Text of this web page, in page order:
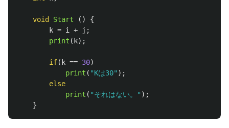
void Start ()
{
k = i + j ;
print ( k);
if( k == 30)
print ( "Kは30" );
else
print ( "それはない。" );
}